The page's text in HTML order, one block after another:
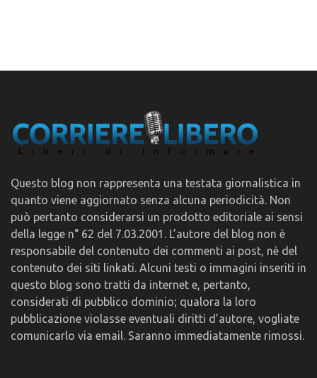
Questo blog non rappresenta una testata giornalistica in
quanto viene aggiornato senza alcuna periodicità. Non
può pertanto considerarsi un prodotto editoriale ai sensi
della legge n° 62 del 7.03.2001. L’autore del blog non è
responsabile del contenuto dei commenti ai post, nè del
contenuto dei siti linkati. Alcuni testi o immagini inseriti in
questo blog sono tratti da internet e, pertanto,
considerati di pubblico dominio; qualora la loro
pubblicazione violasse eventuali diritti d’autore, vogliate
comunicarlo via email. Saranno immediatamente rimossi.